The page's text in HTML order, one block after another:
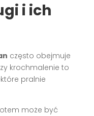
i ich
często obejmuje
krochmalenie to
pralnie
może być